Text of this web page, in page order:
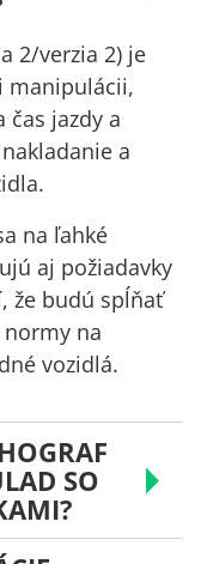
2/verzia 2) je
manipulácii,
čas jazdy a
a
na ľahké
aj požiadavky
že budú spĺňať
na
vozidlá.
SO